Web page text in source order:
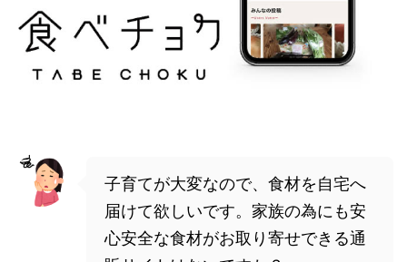
子育てが大変なので、食材を自宅へ
届けて欲しいです。家族の為にも安
心安全な食材がお取り寄せできる通